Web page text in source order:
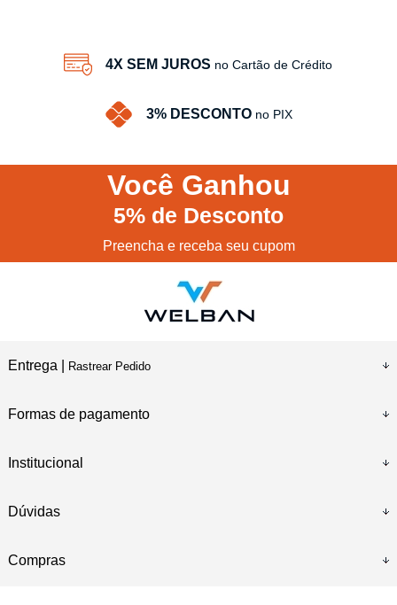
4X SEM JUROS no Cartão de Crédito
3% DESCONTO no PIX
Você Ganhou
5% de Desconto
Preencha e receba seu cupom
Entrega | Rastrear Pedido
Formas de pagamento
Institucional
Dúvidas
Compras